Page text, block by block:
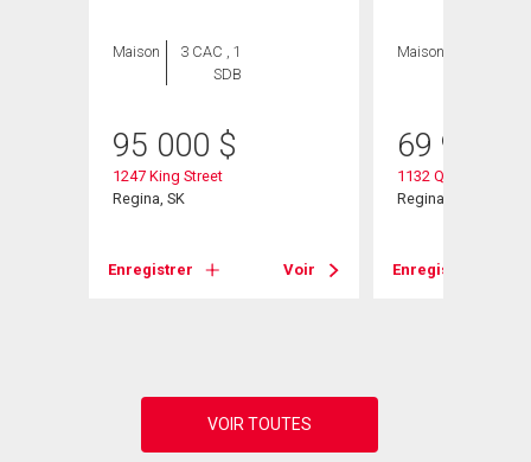
Maison
3 CAC , 1
SDB
95 000 $
1247 King Street
Regina, SK
Enregistrer Voir
Maison
69 900
1132 Queen Street
Regina, SK
Enregistrer